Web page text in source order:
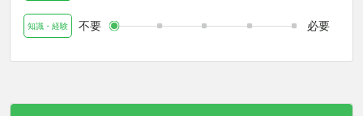
知識・経験 不要 必要